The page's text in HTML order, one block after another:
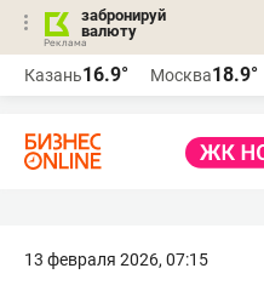
забронируй
валюту
Казань16.9° Москва18.9°
13 февраля 2026, 07:15